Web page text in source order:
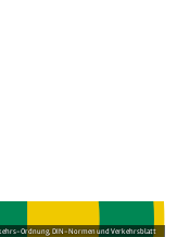
Ordnung, DIN-Normen und Verkehrsblatt